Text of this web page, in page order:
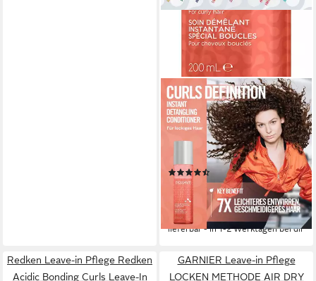
REVLON PROFESSIONAL
Leave-in Pflege EQUAVE
CURLS DEFINITION
DETANGLIND CONDITIONER,
Lockiges Haar 200 ml
(9)
ab 12,99 € UVP28,60 €
(64,95 €/ 1 l)
-55%
lieferbar - in 1-2 Werktagen bei dir
Redken Leave-in Pflege Redken
Acidic Bonding Curls Leave-In
GARNIER Leave-in Pflege
LOCKEN METHODE AIR DRY